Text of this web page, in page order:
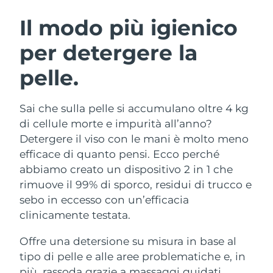
Il modo più igienico
per detergere la
pelle.
Sai che sulla pelle si accumulano oltre 4 kg
di cellule morte e impurità all’anno?
Detergere il viso con le mani è molto meno
efficace di quanto pensi. Ecco perché
abbiamo creato un dispositivo 2 in 1 che
rimuove il 99% di sporco, residui di trucco e
sebo in eccesso con un’efficacia
clinicamente testata.
Offre una detersione su misura in base al
tipo di pelle e alle aree problematiche e, in
Detersione viso
Anti-aging massage
LUNA™ 4 Plus
Massage, LED heating
LUNA™ 4 Men
Microcurrent toning
BEAR™ 2 go
Microcurrent toning on-the-go
BEAR™ 2 eyes & lips
Idratazione
UFO™ 3 pacchetto
Deep facial hydration
Near-infrared and red light therapy
device
Igiene orale
issa™ 4
Hybrid silicone sonic toothbrush
Smart hybrid silicone sonic toothbrush
TRATTAMENTI ANTI-AGE FAQ™
Anti-age Trattamenti LED
Austria Consegna stimata 09/08/2026
Bahrein Consegna stimata
Belgio
Bermuda Consegna stimata15/08/2026
Bosnia ed
Erzegovina
Consegna stimata12/08/2026
Brunei Consegna stimata 14/08/2026
Bulgaria Consegna stimata
Cile Consegna stimata13/08/2026